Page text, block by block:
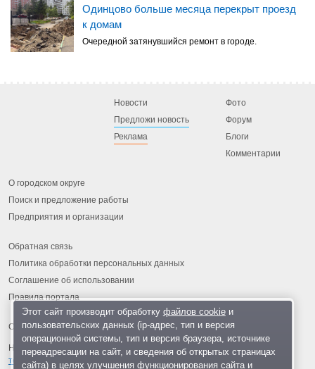
Одинцово больше месяца перекрыт проезд
к домам
Очередной затянувшийся ремонт в городе.
Новости
Предложи новость
Реклама
Фото
Форум
Блоги
Комментарии
О городском округе
Поиск и предложение работы
Предприятия и организации
Обратная связь
Политика обработки персональных данных
Соглашение об использовании
Правила портала
На информационном ресурсе применяются рекомендательные
технологии
Этот сайт производит обработку файлов cookieи
пользовательских данных (ip-адрес, тип и версия
операционной системы, тип и версия браузера, источнике
переадресации на сайт, и сведения об открытых страницах
сайта) в целях улучшения функционирования сайта и